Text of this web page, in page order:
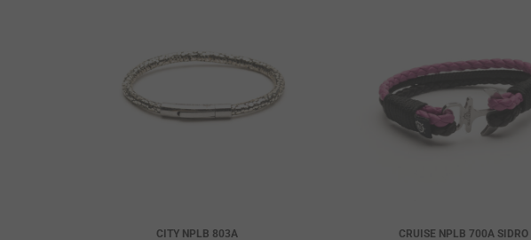
CITY NPLB 803A CRUISE NPLB 700A SIDRO